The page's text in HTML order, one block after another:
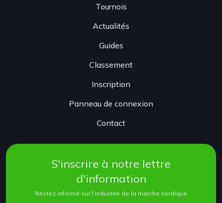
Tournois
Actualités
Guides
Classement
Inscription
Panneau de connexion
Contact
S'inscrire à notre lettre
d'information
Restez informé sur l'industrie de la marche nordique